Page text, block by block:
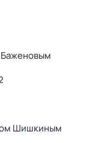
Шишкиным